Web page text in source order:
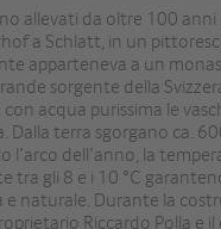
allevati da oltre 100 anni
a Schlatt, in un
apparteneva a un
sorgente della
acqua purissima le
Dalla terra sgorgano ca.
dell’anno, la
tra gli 8 e i 10 °C
e naturale. Durante la
Riccardo Polla e